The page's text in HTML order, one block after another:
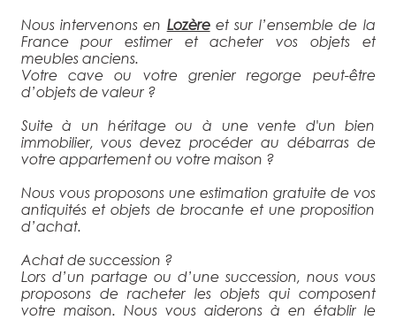
Nous intervenons en Lozèreet sur l’ensemble de la
France pour estimer et acheter vos objets et
meubles anciens.
Votre cave ou votre grenier regorge peut-être
d’objets de valeur ?
Suite à un héritage ou à une vente d'un bien
immobilier, vous devez procéder au débarras de
votre appartement ou votre maison ?
Nous vous proposons une estimation gratuite de vos
antiquités et objets de brocante et une proposition
d’achat.
Achat de succession ?
Lors d’un partage ou d’une succession, nous vous
proposons de racheter les objets qui composent
votre maison. Nous vous aiderons à en établir le